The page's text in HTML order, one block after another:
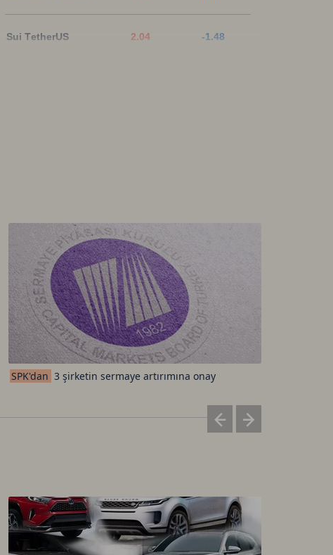
Sui TetherUS 2.04 -1.48
Cardano TetherUS 0.201
Dogecoin TetherUS 0.07 1.05
SPK'dan 3 şirketin sermaye artırımına onay